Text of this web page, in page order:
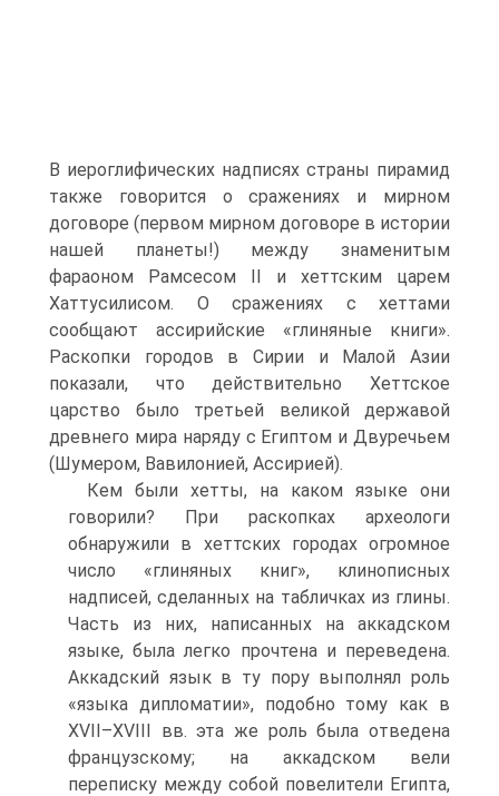
В иероглифических надписях страны пирамид
также говорится о сражениях и мирном
договоре (первом мирном договоре в истории
нашей планеты!) между знаменитым
фараоном Рамсесом II и хеттским царем
Хаттусилисом. О сражениях с хеттами
сообщают ассирийские «глиняные книги».
Раскопки городов в Сирии и Малой Азии
показали, что действительно Хеттское
царство было третьей великой державой
древнего мира наряду с Египтом и Двуречьем
(Шумером, Вавилонией, Ассирией).
Кем были хетты, на каком языке они
говорили? При раскопках археологи
обнаружили в хеттских городах огромное
число «глиняных книг», клинописных
надписей, сделанных на табличках из глины.
Часть из них, написанных на аккадском
языке, была легко прочтена и переведена.
Аккадский язык в ту пору выполнял роль
«языка дипломатии», подобно тому как в
XVII–XVIII вв. эта же роль была отведена
французскому; на аккадском вели
переписку между собой повелители Египта,